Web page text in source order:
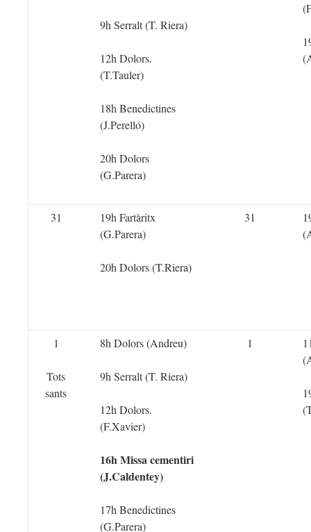
9h Serralt (T. Riera)
12h Dolors.
(T.Tauler)
18h Benedictines
(J.Perelló)
20h Dolors
(G.Parera)
31
19h Fartàritx
(G.Parera)
20h Dolors (T.Riera)
31
1
Tots
sants
8h Dolors (Andreu)
9h Serralt (T. Riera)
12h Dolors.
(F.Xavier)
16h Missa cementiri
(J.Caldentey)
17h Benedictines
(G.Parera)
1